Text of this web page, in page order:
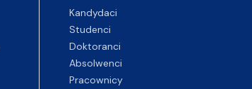
Kandydaci
Studenci
Doktoranci
Absolwenci
Pracownicy